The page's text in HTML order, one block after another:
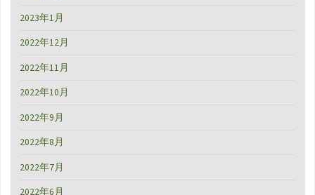
2023年1月
2022年12月
2022年11月
2022年10月
2022年9月
2022年8月
2022年7月
2022年6月